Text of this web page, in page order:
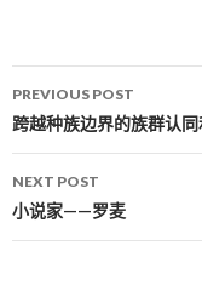
Post
PREVIOUS POST
跨越种族边界的族群认
NEXT POST
小说家——罗麦